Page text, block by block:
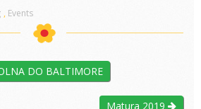
, Events
DO BALTIMORE
Matura 2019